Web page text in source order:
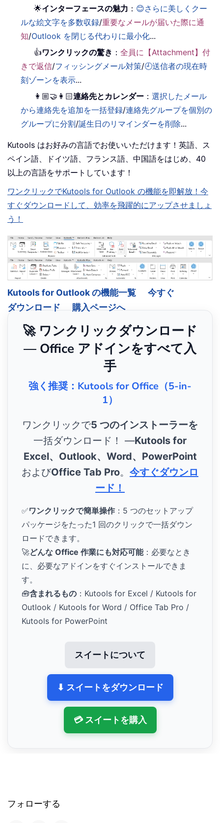
🌟インターフェースの魅力 ： 😊さらに美しくクー
ルな絵文字を多数収録/重要なメールが届いた際に通
知/Outlook を閉じる代わりに最小化...
👍ワンクリックの驚き ：全員に【Attachment】付
きで返信/フィッシングメール対策/🕘送信者の現在時
刻ゾーンを表示...
👩🏼‍🤝‍👩🏻連絡先とカレンダー ：選択したメール
から連絡先を追加を一括登録/連絡先グループを個別の
グループに分割/誕生日のリマインダーを削除...
Kutools はお好みの言語でお使いいただけます！英語、ス
ペイン語、ドイツ語、フランス語、中国語をはじめ、40
以上の言語をサポートしています！
ワンクリックでKutools for Outlook の機能を即解放！今
すぐダウンロードして、効率を飛躍的にアップさせましょ
う！
Kutools for Outlook の機能一覧
今すぐ
ダウンロード
購入ページへ
🚀 ワンクリックダウンロード
— Office アドインをすべて入
手
強く推奨：Kutools for Office（5-in-
1）
ワンクリックで5 つのインストーラーを
一括ダウンロード！ ―Kutools for
Excel、Outlook、Word、PowerPoint
およびOffice Tab Pro。 今すぐダウンロ
ード！
✅ワンクリックで簡単操作 ：5 つのセットアップ
パッケージをたった1 回のクリックで一括ダウン
ロードできます。
🚀どんな Office 作業にも対応可能：必要なとき
に、必要なアドインをすぐインストールできま
す。
🧰含まれるもの ：Kutools for Excel / Kutools for
Outlook / Kutools for Word / Office Tab Pro /
Kutools for PowerPoint
スイートについて
⬇ スイートをダウンロード
💳 スイートを購入
フォローする